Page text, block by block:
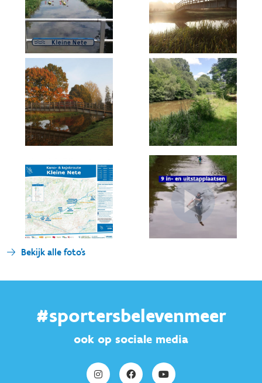
Bekijk alle foto's
#sportersbelevenmeer
ook op sociale media